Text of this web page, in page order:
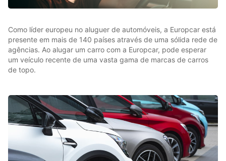
Como líder europeu no aluguer de automóveis, a Europcar está
presente em mais de 140 países através de uma sólida rede de
agências. Ao alugar um carro com a Europcar, pode esperar
um veículo recente de uma vasta gama de marcas de carros
de topo.